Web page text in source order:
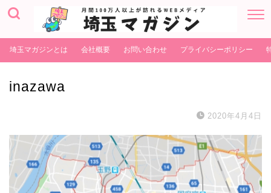
埼玉マガジンとは 会社概要 お問い合わせ プライバシーポリシー
inazawa
2020年4月4日